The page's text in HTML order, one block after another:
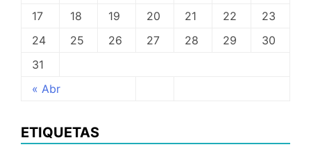
« Abr
17
18 19 20 21 22
23
24
25 26 27 28 29
30
31
ETIQUETAS